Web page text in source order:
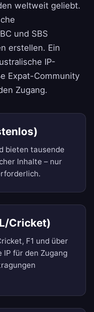
weltweit geliebt.
und SBS
erstellen. Ein
IP-
Expat-Community
Zugang.
bieten tausende
Inhalte – nur
Cricket)
F1 und über
für den Zugang